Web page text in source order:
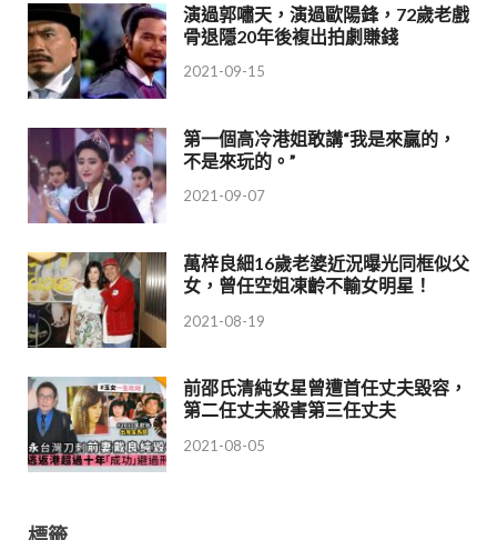
演過郭嘯天，演過歐陽鋒，72歲老戲
骨退隱20年後複出拍劇賺錢
2021-09-15
第一個高冷港姐敢講“我是來贏的，
不是來玩的。”
2021-09-07
萬梓良細16歲老婆近況曝光同框似父
女，曾任空姐凍齡不輸女明星！
2021-08-19
前邵氏清純女星曾遭首任丈夫毀容，
第二任丈夫殺害第三任丈夫
2021-08-05